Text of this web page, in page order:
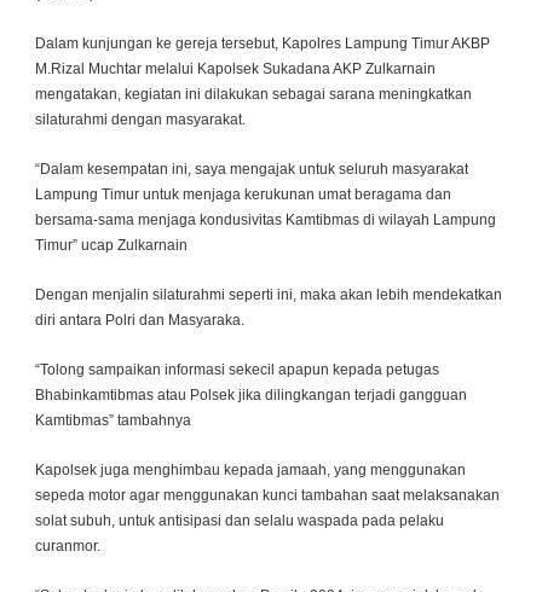
Dalam kunjungan ke gereja tersebut, Kapolres Lampung Timur AKBP
M.Rizal Muchtar melalui Kapolsek Sukadana AKP Zulkarnain
mengatakan, kegiatan ini dilakukan sebagai sarana meningkatkan
silaturahmi dengan masyarakat.
“Dalam kesempatan ini, saya mengajak untuk seluruh masyarakat
Lampung Timur untuk menjaga kerukunan umat beragama dan
bersama-sama menjaga kondusivitas Kamtibmas di wilayah Lampung
Timur” ucap Zulkarnain
Dengan menjalin silaturahmi seperti ini, maka akan lebih mendekatkan
diri antara Polri dan Masyaraka.
“Tolong sampaikan informasi sekecil apapun kepada petugas
Bhabinkamtibmas atau Polsek jika dilingkangan terjadi gangguan
Kamtibmas” tambahnya
Kapolsek juga menghimbau kepada jamaah, yang menggunakan
sepeda motor agar menggunakan kunci tambahan saat melaksanakan
solat subuh, untuk antisipasi dan selalu waspada pada pelaku
curanmor.